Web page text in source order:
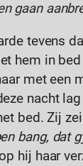
gaan
tevens
hem in
met een
nacht
bed. Zij
bang, dat
hij haar